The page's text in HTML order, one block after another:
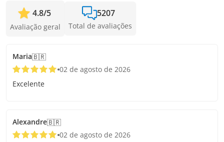
4.8/5
Avaliação geral
5207
Total de avaliações
Maria🇧🇷
02 de agosto de 2026
Excelente
Alexandre🇧🇷
02 de agosto de 2026